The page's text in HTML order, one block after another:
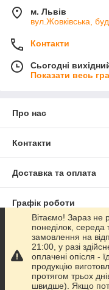
м. Львів
вул.Жовківська,
Контакти
Сьогодні
Показати весь
Про нас
Контакти
Доставка та оплата
Графік роботи
Повна версія сайту
Сайт створено на
Вітаємо! Зараз не
понеділок,
замовлення на
21:00, у разі
оплачені опісля -
продукцію
протягом трьох
швидше). Якщо